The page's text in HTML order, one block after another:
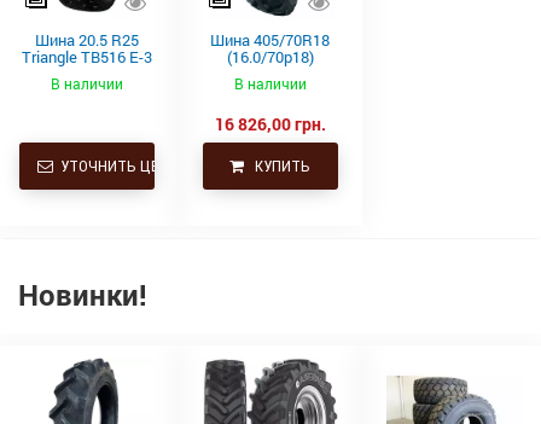
Шина 20.5 R25
Triangle TB516 E-3
T2 TL 177B/193A2
В наличии
УТОЧНИТЬ ЦЕНУ
Шина 405/70R18
(16.0/70р18)
Advance GLR15
(153A2/141B,TL)
В наличии
16 826,00 грн.
КУПИТЬ
Новинки!